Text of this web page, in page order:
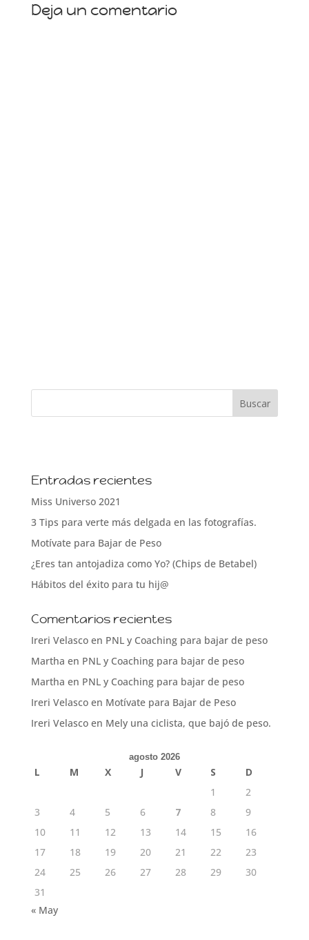
Deja un comentario
Entradas recientes
Miss Universo 2021
3 Tips para verte más delgada en las fotografías.
Motívate para Bajar de Peso
¿Eres tan antojadiza como Yo? (Chips de Betabel)
Hábitos del éxito para tu hij@
Comentarios recientes
Ireri Velascoen PNL y Coaching para bajar de peso
Martha en PNL y Coaching para bajar de peso
Martha en PNL y Coaching para bajar de peso
Ireri Velascoen Motívate para Bajar de Peso
Ireri Velascoen Mely una ciclista, que bajó de peso.
agosto 2026
L M X J V S
D
1
2
3
4 5 6 7 8
9
10
11 12 13 14 15
16
17
18 19 20 21 22
23
24
25 26 27 28 29
30
31
« May